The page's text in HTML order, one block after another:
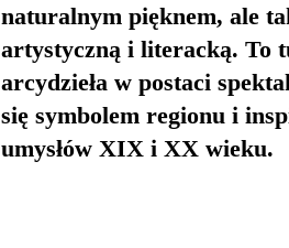
naturalnym pięknem, ale
artystyczną i literacką. To
arcydzieła w postaci
się symbolem regionu i
umysłów XIX i XX wieku.